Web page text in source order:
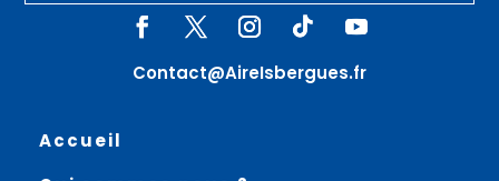
Contact@AireIsbergues.fr
Accueil